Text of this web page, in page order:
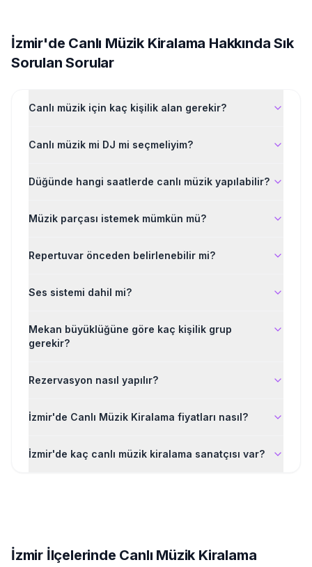
İzmir'de Canlı Müzik Kiralama Hakkında Sık
Sorulan Sorular
Canlı müzik için kaç kişilik alan gerekir?
Canlı müzik mi DJ mi seçmeliyim?
Düğünde hangi saatlerde canlı müzik yapılabilir?
Müzik parçası istemek mümkün mü?
Repertuvar önceden belirlenebilir mi?
Ses sistemi dahil mi?
Mekan büyüklüğüne göre kaç kişilik grup
gerekir?
Rezervasyon nasıl yapılır?
İzmir'de Canlı Müzik Kiralama fiyatları nasıl?
İzmir'de kaç canlı müzik kiralama sanatçısı var?
İzmir İlçelerinde Canlı Müzik Kiralama